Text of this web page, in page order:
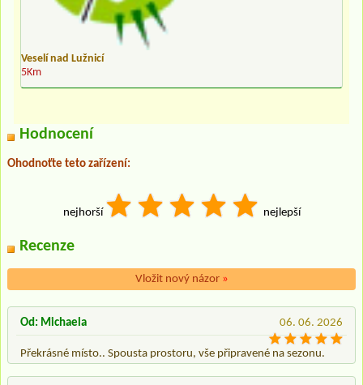
Veselí nad Lužnicí
5Km
Hodnocení
Ohodnoťte teto zařízení:
nejhorší nejlepší
Recenze
Vložit nový názor »
06. 06. 2026
Od: Michaela
Překrásné místo.. Spousta prostoru, vše připravené na sezonu.